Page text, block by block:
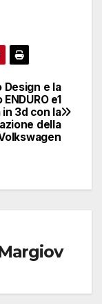
Design e la
e1
3d con la
della